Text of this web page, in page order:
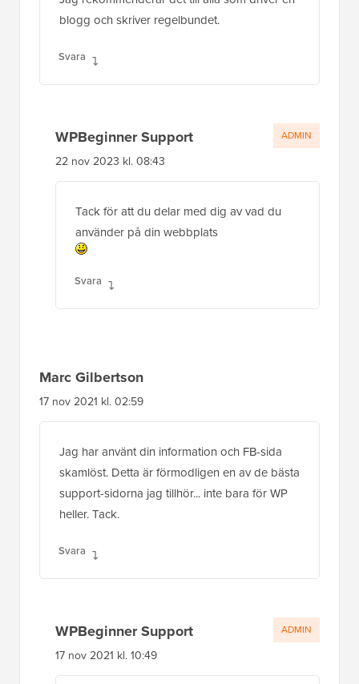
blogg och skriver regelbundet.
Svara
WPBeginner Support
22 nov 2023 kl. 08:43
Tack för att du delar med dig av vad du
använder på din webbplats
Svara
ADMIN
Marc Gilbertson
17 nov 2021 kl. 02:59
Jag har använt din information och FB-sida
skamlöst. Detta är förmodligen en av de bästa
support-sidorna jag tillhör... inte bara för WP
heller. Tack.
Svara
WPBeginner Support
17 nov 2021 kl. 10:49
ADMIN